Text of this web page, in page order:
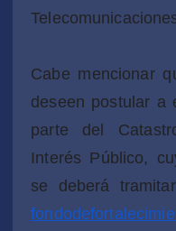
Cabe mencionar
deseen postular a
parte del
Interés Público,
se deberá